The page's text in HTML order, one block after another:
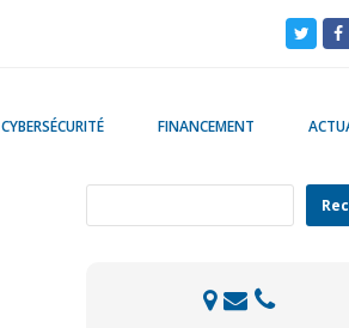
CYBERSÉCURITÉ FINANCEMENT